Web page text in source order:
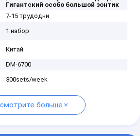
Гигантский особо большой зонтик
7-15 трудодни
1 набор
Китай
DM-6700
300sets/week
больше